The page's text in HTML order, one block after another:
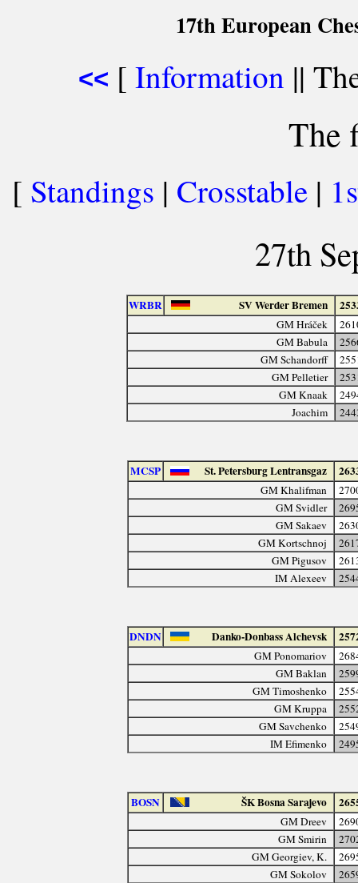
17th European
<< [ Information ||
The
[ Standings | Crosstable|
27th
WRBR SV Werder Bremen
GM Hráček
GM Babula
GM Schandorff
GM Pelletier
GM Knaak
Joachim
MCSP St. Petersburg Lentransgaz
GM Khalifman
GM Svidler
GM Sakaev
GM Kortschnoj
GM Pigusov
IM Alexeev
DNDN Danko-Donbass Alchevsk
GM Ponomariov
GM Baklan
GM Timoshenko
GM Kruppa
GM Savchenko
IM Efimenko
BOSN ŠK Bosna Sarajevo
GM Dreev
GM Smirin
GM Georgiev, K.
GM Sokolov